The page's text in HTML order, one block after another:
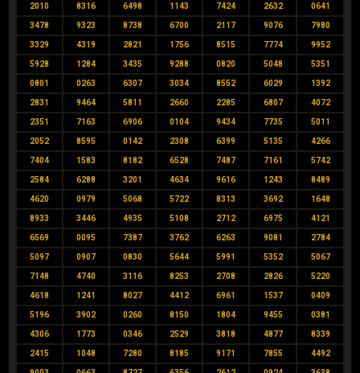
2010 8316 6498 1143 7424 2632 0641
3478 9323 8738 6700 2117 9076 7980
3329 4319 2821 1756 8515 7774 9952
5928 1284 3435 9288 0820 5048 5351
0801 0263 6307 3034 8552 6029 1392
2831 9464 5811 2660 2285 6807 4072
2351 7163 6906 0104 9434 7735 5011
2052 8595 0142 2308 6399 5135 4266
7404 1583 8182 6528 7487 7161 5742
2584 6288 3201 4634 9616 1243 8489
4620 0979 5068 5722 8313 3692 1648
8933 3446 4935 5108 2712 6975 4121
6569 0095 7387 3762 6263 9081 2784
5097 0907 0830 5644 5991 5352 5067
7148 4740 3116 8253 2708 2826 5220
4618 1241 8027 4412 6961 1537 0409
5196 3902 0260 8150 1804 9455 0381
4306 1773 0346 2529 3818 4877 8339
2415 1048 7280 8185 9171 7855 4492